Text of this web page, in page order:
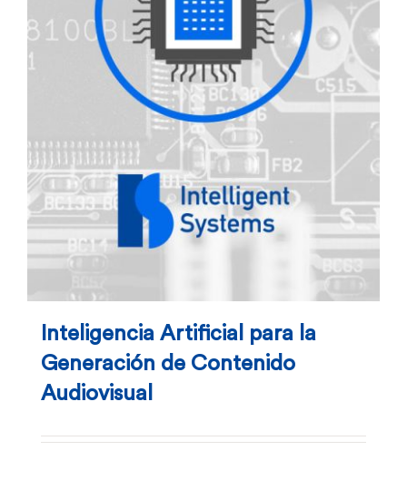
Inteligencia Artificial para la
Generación de Contenido
Audiovisual